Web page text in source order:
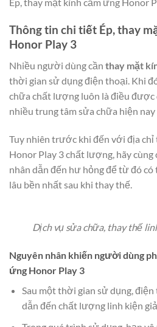
Ép, thay mặt kính cảm ứng Honor
Thông tin chi tiết Ép, thay
Honor Play 3
Nhiều người dùng cần thay mặt
thời gian sử dụng điện thoại. Khi
chữa chất lượng luôn là điều được
nhiều trung tâm sửa chữa hiện
Tuy nhiên trước khi đến với địa
Honor Play 3 chất lượng, hãy
nhân dẫn đến hư hỏng để từ đó
lâu bền nhất sau khi thay thế.
Dịch vụ sửa chữa, thay thế
Nguyên nhân khiến người dùng
ứng Honor Play 3
Sau một thời gian sử dụng,
dẫn đến chất lượng linh kiện